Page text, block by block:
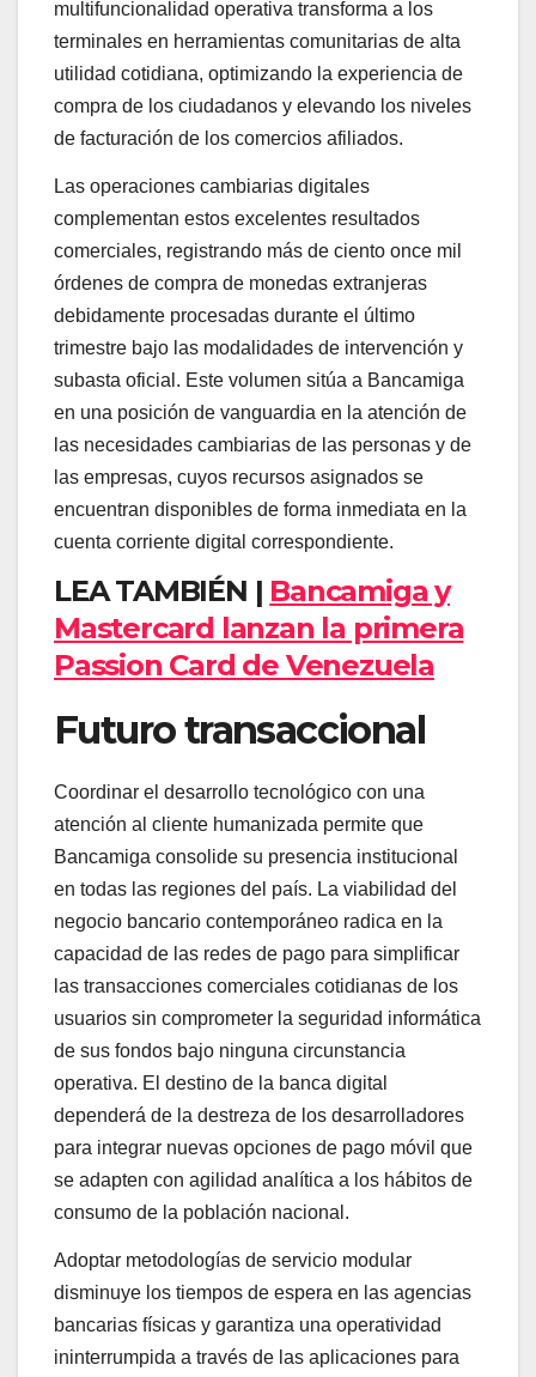
multifuncionalidad operativa transforma a los
terminales en herramientas comunitarias de alta
utilidad cotidiana, optimizando la experiencia de
compra de los ciudadanos y elevando los niveles
de facturación de los comercios afiliados.
Las operaciones cambiarias digitales
complementan estos excelentes resultados
comerciales, registrando más de ciento once mil
órdenes de compra de monedas extranjeras
debidamente procesadas durante el último
trimestre bajo las modalidades de intervención y
subasta oficial. Este volumen sitúa a Bancamiga
en una posición de vanguardia en la atención de
las necesidades cambiarias de las personas y de
las empresas, cuyos recursos asignados se
encuentran disponibles de forma inmediata en la
cuenta corriente digital correspondiente.
LEA TAMBIÉN | Bancamiga y
Mastercard lanzan la primera
Passion Card de Venezuela
Futuro transaccional
Coordinar el desarrollo tecnológico con una
atención al cliente humanizada permite que
Bancamiga consolide su presencia institucional
en todas las regiones del país. La viabilidad del
negocio bancario contemporáneo radica en la
capacidad de las redes de pago para simplificar
las transacciones comerciales cotidianas de los
usuarios sin comprometer la seguridad informática
de sus fondos bajo ninguna circunstancia
operativa. El destino de la banca digital
dependerá de la destreza de los desarrolladores
para integrar nuevas opciones de pago móvil que
se adapten con agilidad analítica a los hábitos de
consumo de la población nacional.
Adoptar metodologías de servicio modular
disminuye los tiempos de espera en las agencias
bancarias físicas y garantiza una operatividad
ininterrumpida a través de las aplicaciones para